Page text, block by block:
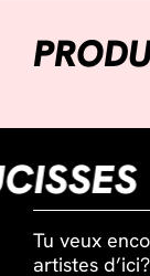
Tu veux
artistes